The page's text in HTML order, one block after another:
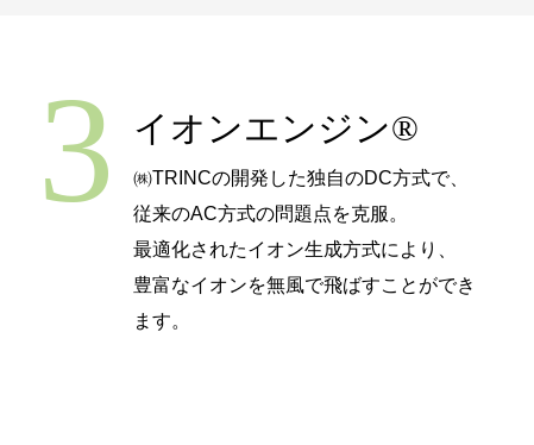
3 イオンエンジン®
㈱TRINCの開発した独自のDC方式で、
従来のAC方式の問題点を克服。
最適化されたイオン生成方式により、
豊富なイオンを無風で飛ばすことができ
ます。